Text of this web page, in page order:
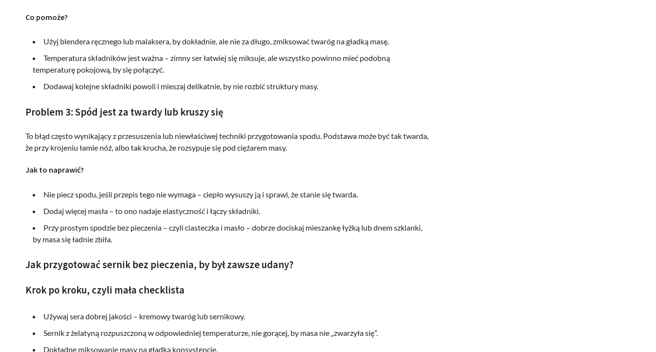
Co pomoże?
Użyj blendera ręcznego lub malaksera, by dokładnie, ale nie za długo, zmiksować twaróg na gładką masę.
Temperatura składników jest ważna – zimny ser łatwiej się miksuje, ale wszystko powinno mieć podobną
temperaturę pokojową, by się połączyć.
Dodawaj kolejne składniki powoli i mieszaj delikatnie, by nie rozbić struktury masy.
Problem 3: Spód jest za twardy lub kruszy się
To błąd często wynikający z przesuszenia lub niewłaściwej techniki przygotowania spodu. Podstawa może być tak twarda,
że przy krojeniu łamie nóż, albo tak krucha, że rozsypuje się pod ciężarem masy.
Jak to naprawić?
Nie piecz spodu, jeśli przepis tego nie wymaga – ciepło wysuszy ją i sprawi, że stanie się twarda.
Dodaj więcej masła – to ono nadaje elastyczność i łączy składniki.
Przy prostym spodzie bez pieczenia – czyli ciasteczka i masło – dobrze dociskaj mieszankę łyżką lub dnem szklanki,
by masa się ładnie zbiła.
Jak przygotować sernik bez pieczenia, by był zawsze udany?
Krok po kroku, czyli mała checklista
Używaj sera dobrej jakości – kremowy twaróg lub sernikowy.
Sernik z żelatyną rozpuszczoną w odpowiedniej temperaturze, nie gorącej, by masa nie „zwarzyła się”.
Dokładne miksowanie masy na gładką konsystencję.